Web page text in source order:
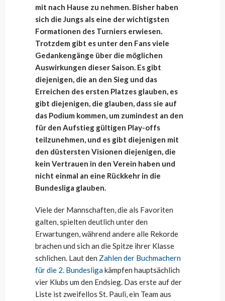
mit nach Hause zu nehmen. Bisher haben
sich die Jungs als eine der wichtigsten
Formationen des Turniers erwiesen.
Trotzdem gibt es unter den Fans viele
Gedankengänge über die möglichen
Auswirkungen dieser Saison. Es gibt
diejenigen, die an den Sieg und das
Erreichen des ersten Platzes glauben, es
gibt diejenigen, die glauben, dass sie auf
das Podium kommen, um zumindest an den
für den Aufstieg gültigen Play-offs
teilzunehmen, und es gibt diejenigen mit
den düstersten Visionen diejenigen, die
kein Vertrauen in den Verein haben und
nicht einmal an eine Rückkehr in die
Bundesliga glauben.
Viele der Mannschaften, die als Favoriten
galten, spielten deutlich unter den
Erwartungen, während andere alle Rekorde
brachen und sich an die Spitze ihrer Klasse
schlichen. Laut den Zahlen der Buchmachern
für die 2. Bundesligakämpfen hauptsächlich
vier Klubs um den Endsieg. Das erste auf der
Liste ist zweifellos St. Pauli, ein Team aus